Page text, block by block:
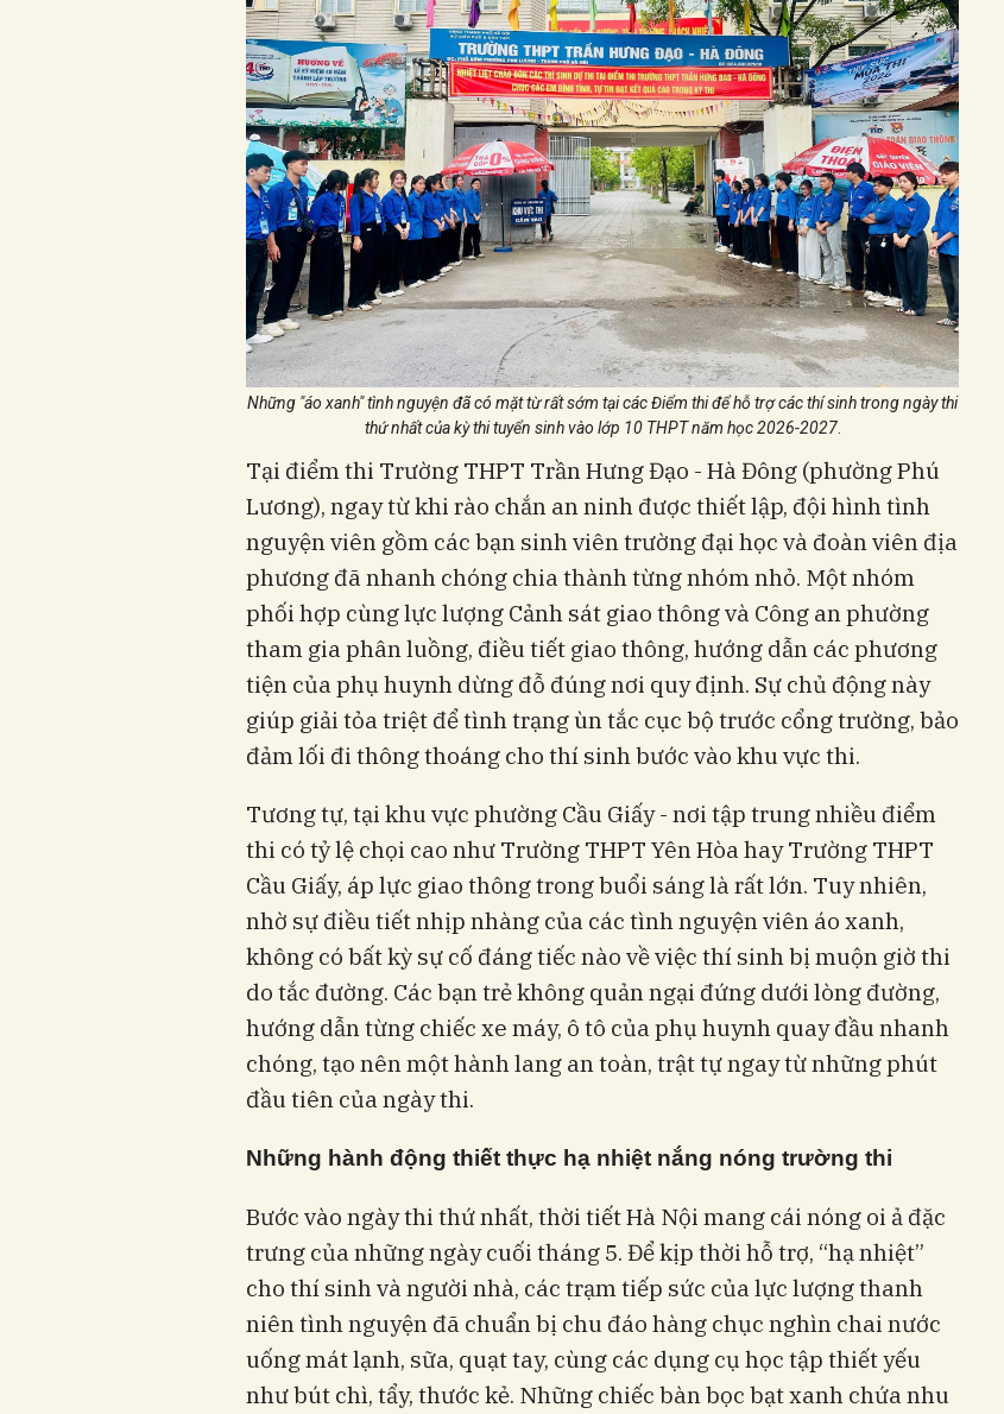
Những "áo xanh" tình nguyện đã có mặt từ rất sớm tại các Điểm thi để hỗ trợ các thí sinh trong ngày thi
thứ nhất của kỳ thi tuyển sinh vào lớp 10 THPT năm học 2026-2027.
Tại điểm thi Trường THPT Trần Hưng Đạo - Hà Đông (phường Phú
Lương), ngay từ khi rào chắn an ninh được thiết lập, đội hình tình
nguyện viên gồm các bạn sinh viên trường đại học và đoàn viên địa
phương đã nhanh chóng chia thành từng nhóm nhỏ. Một nhóm
phối hợp cùng lực lượng Cảnh sát giao thông và Công an phường
tham gia phân luồng, điều tiết giao thông, hướng dẫn các phương
tiện của phụ huynh dừng đỗ đúng nơi quy định. Sự chủ động này
giúp giải tỏa triệt để tình trạng ùn tắc cục bộ trước cổng trường, bảo
đảm lối đi thông thoáng cho thí sinh bước vào khu vực thi.
Tương tự, tại khu vực phường Cầu Giấy - nơi tập trung nhiều điểm
thi có tỷ lệ chọi cao như Trường THPT Yên Hòa hay Trường THPT
Cầu Giấy, áp lực giao thông trong buổi sáng là rất lớn. Tuy nhiên,
nhờ sự điều tiết nhịp nhàng của các tình nguyện viên áo xanh,
không có bất kỳ sự cố đáng tiếc nào về việc thí sinh bị muộn giờ thi
do tắc đường. Các bạn trẻ không quản ngại đứng dưới lòng đường,
hướng dẫn từng chiếc xe máy, ô tô của phụ huynh quay đầu nhanh
chóng, tạo nên một hành lang an toàn, trật tự ngay từ những phút
đầu tiên của ngày thi.
Những hành động thiết thực hạ nhiệt nắng nóng trường thi
Bước vào ngày thi thứ nhất, thời tiết Hà Nội mang cái nóng oi ả đặc
trưng của những ngày cuối tháng 5. Để kịp thời hỗ trợ, “hạ nhiệt”
cho thí sinh và người nhà, các trạm tiếp sức của lực lượng thanh
niên tình nguyện đã chuẩn bị chu đáo hàng chục nghìn chai nước
uống mát lạnh, sữa, quạt tay, cùng các dụng cụ học tập thiết yếu
như bút chì, tẩy, thước kẻ. Những chiếc bàn bọc bạt xanh chứa nhu